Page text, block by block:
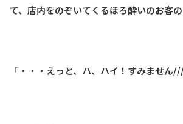
て、店内をのぞいてくるほろ酔いのお客の
「・・・えっと、ハ、ハイ！すみません